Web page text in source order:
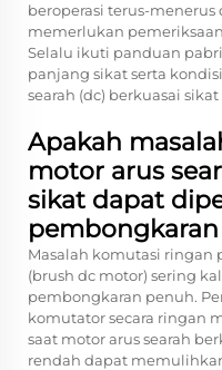
beroperasi terus-
memerlukan
Selalu ikuti panduan
panjang sikat serta
searah (dc) berkuasai sikat
Apakah
motor arus
sikat dapat
Masalah komutasi ringan
(brush dc motor) sering
pembongkaran penuh.
komutator secara ringan
saat motor arus searah
rendah dapat